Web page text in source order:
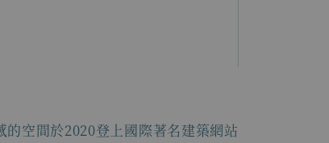
空間於2020登上國際著名建築網站